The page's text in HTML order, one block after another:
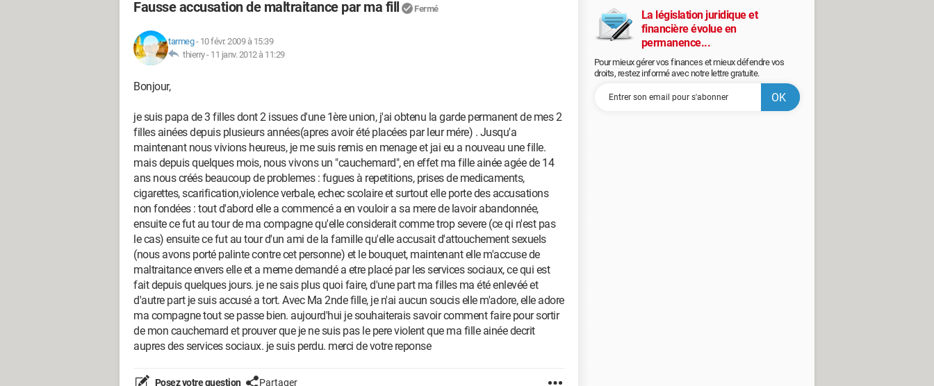
Fausse accusation de maltraitance par ma fill Fermé
tarmeg- 10 févr. 2009 à 15:39
thierry - 11 janv. 2012 à 11:29
Bonjour,
je suis papa de 3 filles dont 2 issues d'une 1ère union, j'ai obtenu la garde permanent de mes 2
filles ainées depuis plusieurs années(apres avoir été placées par leur mére) . Jusqu'a
maintenant nous vivions heureus, je me suis remis en menage et jai eu a nouveau une fille.
mais depuis quelques mois, nous vivons un "cauchemard", en effet ma fille ainée agée de 14
ans nous créés beaucoup de problemes : fugues à repetitions, prises de medicaments,
cigarettes, scarification,violence verbale, echec scolaire et surtout elle porte des accusations
non fondées : tout d'abord elle a commencé a en vouloir a sa mere de lavoir abandonnée,
ensuite ce fut au tour de ma compagne qu'elle considerait comme trop severe (ce qi n'est pas
le cas) ensuite ce fut au tour d'un ami de la famille qu'elle accusait d'attouchement sexuels
(nous avons porté palinte contre cet personne) et le bouquet, maintenant elle m'accuse de
maltraitance envers elle et a meme demandé a etre placé par les services sociaux, ce qui est
fait depuis quelques jours. je ne sais plus quoi faire, d'une part ma filles ma été enlevéé et
d'autre part je suis accusé a tort. Avec Ma 2nde fille, je n'ai aucun soucis elle m'adore, elle adore
ma compagne tout se passe bien. aujourd'hui je souhaiterais savoir comment faire pour sortir
de mon cauchemard et prouver que je ne suis pas le pere violent que ma fille ainée decrit
aupres des services sociaux. je suis perdu. merci de votre reponse
Posez votre question Partager
La législation juridique et
financière évolue en
permanence...
Pour mieux gérer vos finances et mieux défendre vos
droits, restez informé avec notre lettre gratuite.